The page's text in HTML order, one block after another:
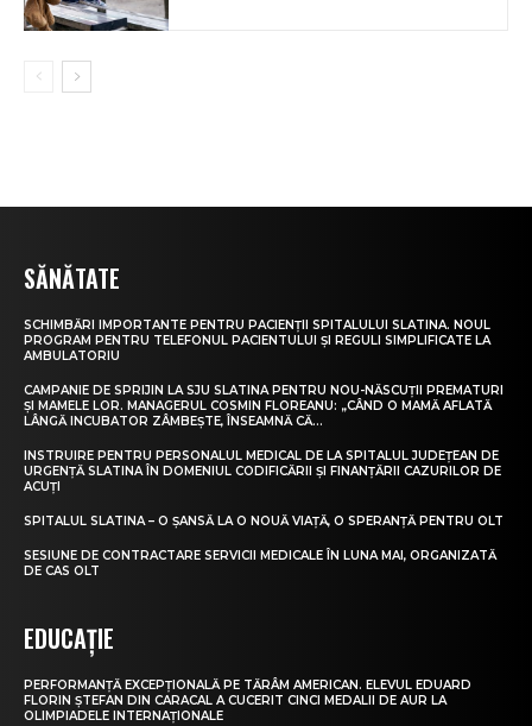
SĂNĂTATE
SCHIMBĂRI IMPORTANTE PENTRU PACIENȚII SPITALULUI SLATINA. NOUL
PROGRAM PENTRU TELEFONUL PACIENTULUI ȘI REGULI SIMPLIFICATE LA
AMBULATORIU
CAMPANIE DE SPRIJIN LA SJU SLATINA PENTRU NOU-NĂSCUȚII PREMATURI
ȘI MAMELE LOR. MANAGERUL COSMIN FLOREANU: „CÂND O MAMĂ AFLATĂ
LÂNGĂ INCUBATOR ZÂMBEȘTE, ÎNSEAMNĂ CĂ...
INSTRUIRE PENTRU PERSONALUL MEDICAL DE LA SPITALUL JUDEȚEAN DE
URGENȚĂ SLATINA ÎN DOMENIUL CODIFICĂRII ȘI FINANȚĂRII CAZURILOR DE
ACUȚI
SPITALUL SLATINA – O ȘANSĂ LA O NOUĂ VIAȚĂ, O SPERANȚĂ PENTRU OLT
SESIUNE DE CONTRACTARE SERVICII MEDICALE ÎN LUNA MAI, ORGANIZATĂ
DE CAS OLT
EDUCAȚIE
PERFORMANȚĂ EXCEPȚIONALĂ PE TĂRÂM AMERICAN. ELEVUL EDUARD
FLORIN ȘTEFAN DIN CARACAL A CUCERIT CINCI MEDALII DE AUR LA
OLIMPIADELE INTERNAȚIONALE